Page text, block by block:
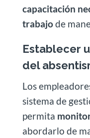
capacitación
trabajode
Establecer
del
Los
sistema de
permita
abordarlo de